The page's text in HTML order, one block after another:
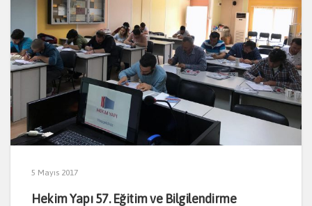
5 Mayıs 2017
Hekim Yapı 57. Eğitim ve Bilgilendirme